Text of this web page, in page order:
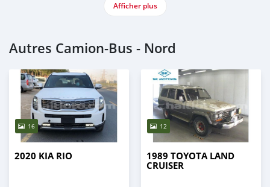
Afficher plus
Autres Camion‒Bus - Nord
16
2020 KIA RIO
12
1989 TOYOTA LAND
CRUISER